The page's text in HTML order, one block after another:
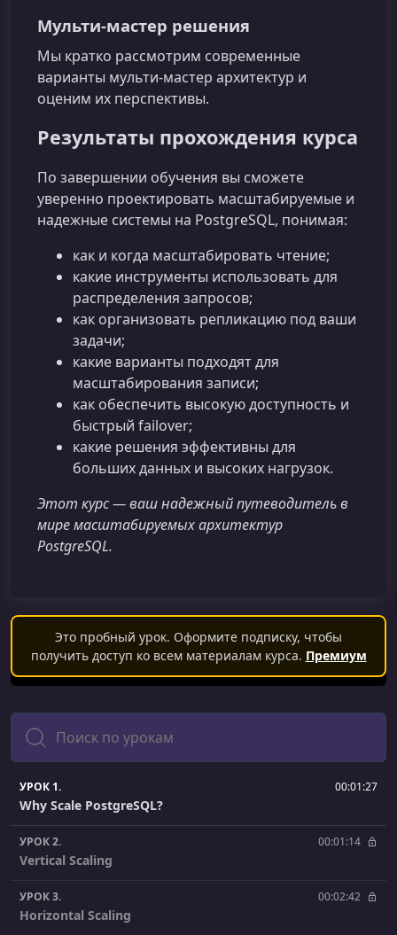
Мульти‑мастер решения
Мы кратко рассмотрим современные
варианты мульти-мастер архитектур и
оценим их перспективы.
Результаты прохождения курса
По завершении обучения вы сможете
уверенно проектировать масштабируемые и
надежные системы на PostgreSQL, понимая:
как и когда масштабировать чтение;
какие инструменты использовать для
распределения запросов;
как организовать репликацию под ваши
задачи;
какие варианты подходят для
масштабирования записи;
как обеспечить высокую доступность и
быстрый failover;
какие решения эффективны для
больших данных и высоких нагрузок.
Этот курс — ваш надежный путеводитель в
мире масштабируемых архитектур
PostgreSQL.
Это пробный урок. Оформите подписку, чтобы
получить доступ ко всем материалам курса. Премиум
Поиск
УРОК 1. 00:01:27
Why Scale PostgreSQL?
УРОК 2. 00:01:14
Vertical Scaling
УРОК 3. 00:02:42
Horizontal Scaling